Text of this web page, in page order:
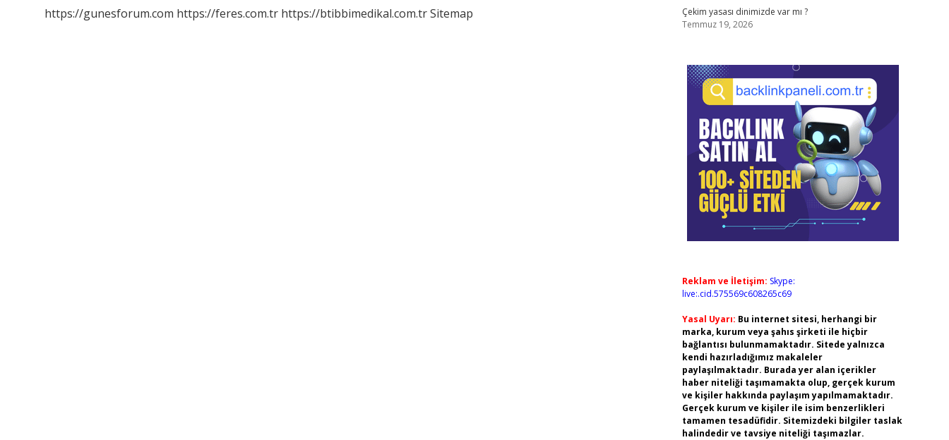
https://gunesforum.com https://feres.com.tr https://btibbimedikal.com.trSitemap
Çekim yasası dinimizde var mı ?
Temmuz 19, 2026
Reklam ve İletişim: Skype:
live:.cid.575569c608265c69
Yasal Uyarı: Bu internet sitesi, herhangi bir
marka, kurum veya şahıs şirketi ile hiçbir
bağlantısı bulunmamaktadır. Sitede yalnızca
kendi hazırladığımız makaleler
paylaşılmaktadır. Burada yer alan içerikler
haber niteliği taşımamakta olup, gerçek kurum
ve kişiler hakkında paylaşım yapılmamaktadır.
Gerçek kurum ve kişiler ile isim benzerlikleri
tamamen tesadüfidir. Sitemizdeki bilgiler taslak
halindedir ve tavsiye niteliği taşımazlar.